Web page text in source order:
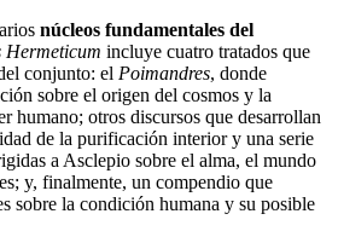
núcleos fundamentales del
Hermeticum incluye cuatro tratados que
conjunto: el Poimandres, donde
sobre el origen del cosmos y la
humano; otros discursos que desarrollan
de la purificación interior y una serie
a Asclepio sobre el alma, el mundo
y, finalmente, un compendio que
sobre la condición humana y su posible